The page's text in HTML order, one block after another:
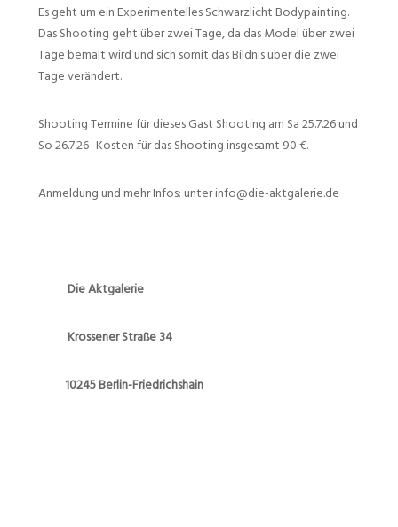
Es geht um ein Experimentelles Schwarzlicht Bodypainting.
Das Shooting geht über zwei Tage, da das Model über zwei
Tage bemalt wird und sich somit das Bildnis über die zwei
Tage verändert.
Shooting Termine für dieses Gast Shooting am Sa 25.7.26 und
So 26.7.26- Kosten für das Shooting insgesamt 90 €.
Anmeldung und mehr Infos: unter info@die-aktgalerie.de
Die Aktgalerie
Krossener Straße 34
10245 Berlin-Friedrichshain